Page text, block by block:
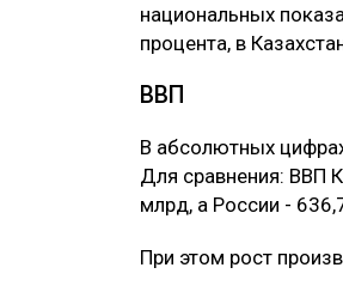
национальных
процента, в
ВВП
В абсолютных
Для сравнения: ВВП
млрд, а России -
При этом рост